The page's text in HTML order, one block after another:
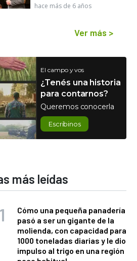
hace más de 6 años
Ver más >
El campo y vos
¿Tenés una historia
para contarnos?
Queremos conocerla
Escribinos
más leídas
Cómo una pequeña panadería
pasó a ser un gigante de la
molienda, con capacidad para
1000 toneladas diarias y le dio
impulso al trigo en una región